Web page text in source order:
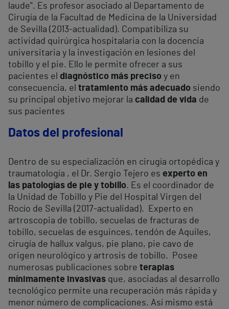
laude". Es profesor asociado al Departamento de
Cirugía de la Facultad de Medicina de la Universidad
de Sevilla (2013-actualidad). Compatibiliza su
actividad quirúrgica hospitalaria con la docencia
universitaria y la investigación en lesiones del
tobillo y el pie. Ello le permite ofrecer a sus
pacientes el diagnóstico más preciso y en
consecuencia, el tratamiento más adecuado siendo
su principal objetivo mejorar la calidad de vida de
sus pacientes
Datos del profesional
Dentro de su especialización en cirugía ortopédica y
traumatología , el Dr. Sergio Tejero es experto en
las patologías de pie y tobillo. Es el coordinador de
la Unidad de Tobillo y Pie del Hospital Virgen del
Rocío de Sevilla (2017-actualidad). Experto en
artroscopia de tobillo, secuelas de fracturas de
tobillo, secuelas de esguinces, tendón de Aquiles,
cirugía de hallux valgus, pie plano, pie cavo de
origen neurológico y artrosis de tobillo. Posee
numerosas publicaciones sobre terapias
mínimamente invasivas que, asociadas al desarrollo
tecnológico permite una recuperación más rápida y
menor número de complicaciones. Así mismo está